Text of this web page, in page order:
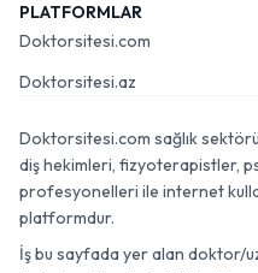
PLATFORMLAR
Doktorsitesi.com
Doktorsitesi.az
Doktorsitesi.com sağlık
diş hekimleri, fizyoterapistler,
profesyonelleri ile internet
platformdur.
İş bu sayfada yer alan doktor/